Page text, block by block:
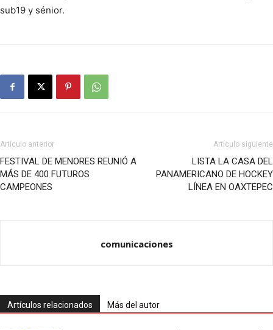
sub19 y sénior.
Artículo anterior
FESTIVAL DE MENORES REUNIÓ A
MÁS DE 400 FUTUROS
CAMPEONES
Artículo siguiente
LISTA LA CASA DEL
PANAMERICANO DE HOCKEY
LÍNEA EN OAXTEPEC
comunicaciones
Artículos relacionados Más del autor